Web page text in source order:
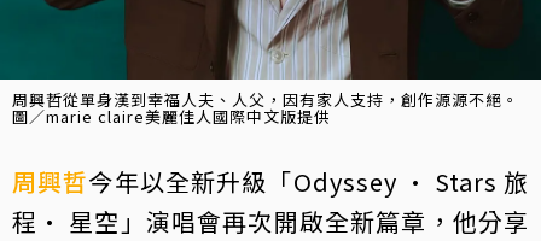
周興哲從單身漢到幸福人夫、人父，因有家人支持，創作源源不絕。
圖／marie claire美麗佳人國際中文版提供
周興哲今年以全新升級「Odyssey · Stars 旅
程· 星空」演唱會再次開啟全新篇章，他分享